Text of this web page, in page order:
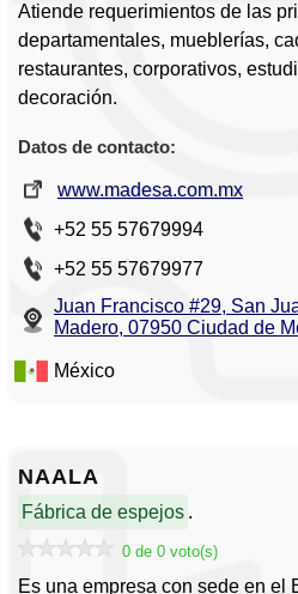
Atiende requerimientos de las
departamentales, mueblerías,
restaurantes, corporativos,
decoración.
Datos de contacto:
www.madesa.com.mx
+52 55 57679994
+52 55 57679977
Juan Francisco #29, San
Madero, 07950 Ciudad de
México
NAALA
Fábrica de espejos .
0 de 0 voto(s)
Es una empresa con sede en el